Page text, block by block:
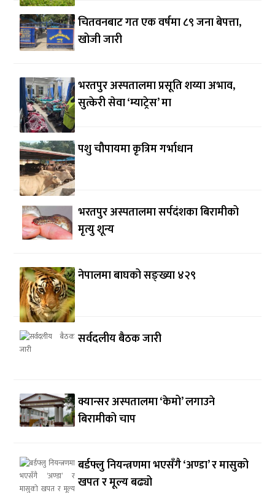
चितवनबाट गत एक वर्षमा ८९ जना बेपत्ता,
खोजी जारी
भरतपुर अस्पतालमा प्रसूति शय्या अभाव,
सुत्केरी सेवा ‘म्याट्रेस’ मा
पशु चौपायमा कृत्रिम गर्भाधान
भरतपुर अस्पतालमा सर्पदंशका बिरामीको
मृत्यु शून्य
नेपालमा बाघको सङ्ख्या ४२९
सर्वदलीय बैठक जारी
क्यान्सर अस्पतालमा ‘केमो’ लगाउने
बिरामीको चाप
बर्डफ्लु नियन्त्रणमा भएसँगै ‘अण्डा’ र मासुको
खपत र मूल्य बढ्यो